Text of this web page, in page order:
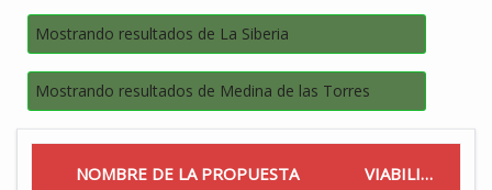
Mostrando resultados de La Siberia
Mostrando resultados de Medina de las Torres
NOMBRE DE LA PROPUESTA VIABILIDAD